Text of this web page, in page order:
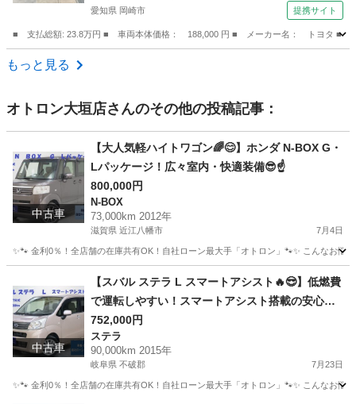
愛知県 岡崎市 提携サイト
■ 支払総額: 23.8万円 ■ 車両本体価格： 188,000 円 ■ メーカー名： トヨタ
愛知 岡崎市
もっと見る
オトロン大垣店さんのその他の投稿記事：
中古車
【大人気軽ハイトワゴン🌈😊】ホンダ N-BOX G・
Lパッケージ！広々室内・快適装備😎☝️
800,000円
N-BOX
73,000km 2012年
滋賀県 近江八幡市 7月4日
✨🐾 金利0％！全店舗の在庫共有OK！自社ローン最大手「オトロン」🐾✨ こんなお
近江八幡市 N-BOX
中古車
【スバル ステラ L スマートアシスト🔥😎】低燃費
で運転しやすい！スマートアシスト搭載の安心・
快適な軽自動車🚗💨
752,000円
ステラ
90,000km 2015年
岐阜県 不破郡 7月23日
✨🐾 金利0％！全店舗の在庫共有OK！自社ローン最大手「オトロン」🐾✨ こんなお